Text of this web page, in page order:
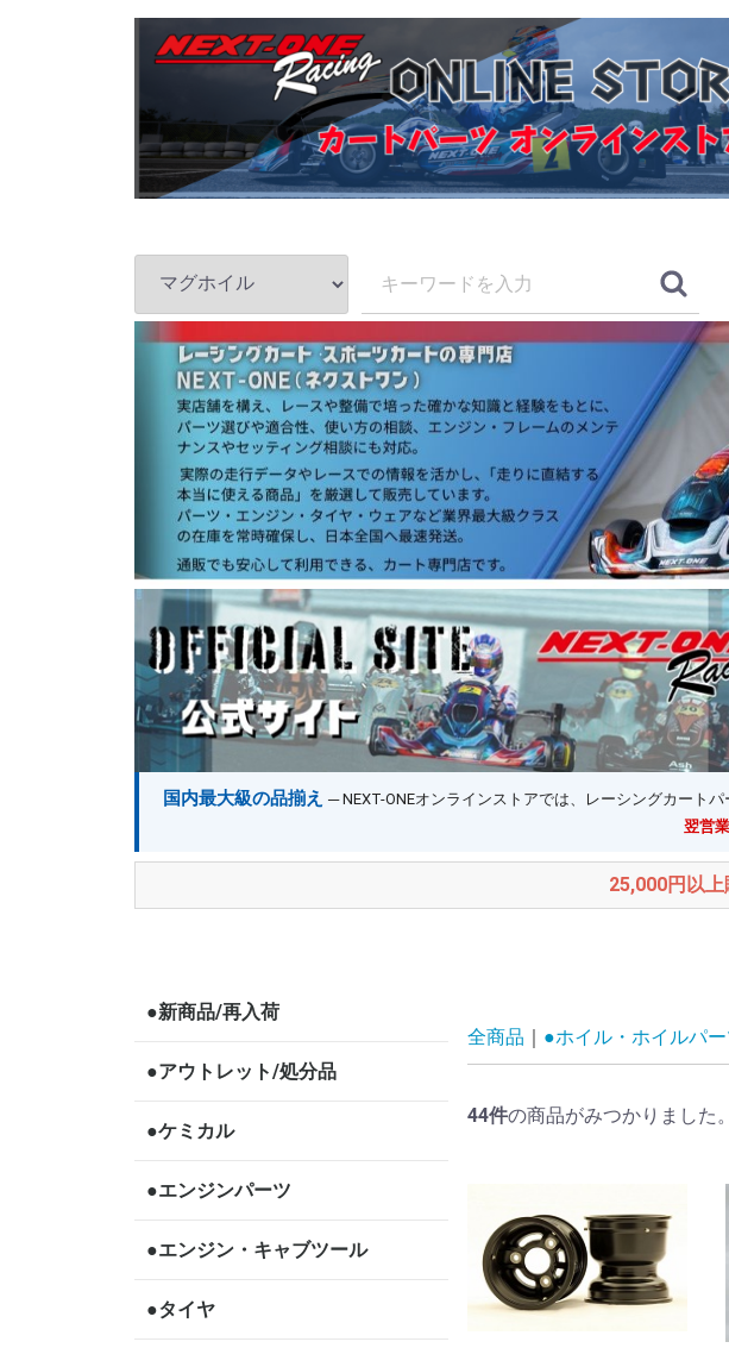
国内最大級の品揃え ─ NEXT-ONEオンラインストアでは、レーシングカートパ
翌営
25,000円以
●新商品/再入荷
●アウトレット/処分品
●ケミカル
●エンジンパーツ
●エンジン・キャブツール
●タイヤ
全商品 ●ホイル・ホイルパ
44件の商品がみつかりました。